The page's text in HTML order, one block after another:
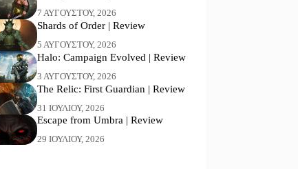
7 ΑΥΓΟΎΣΤΟΥ, 2026
Shards of Order | Review
5 ΑΥΓΟΎΣΤΟΥ, 2026
Halo: Campaign Evolved | Review
3 ΑΥΓΟΎΣΤΟΥ, 2026
The Relic: First Guardian | Review
31 ΙΟΥΛΊΟΥ, 2026
Escape from Umbra | Review
29 ΙΟΥΛΊΟΥ, 2026